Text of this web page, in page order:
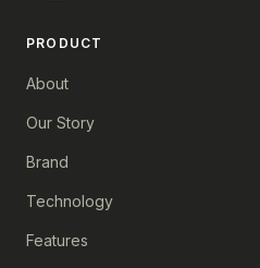
PRODUCT
About
Our Story
Brand
Technology
Features